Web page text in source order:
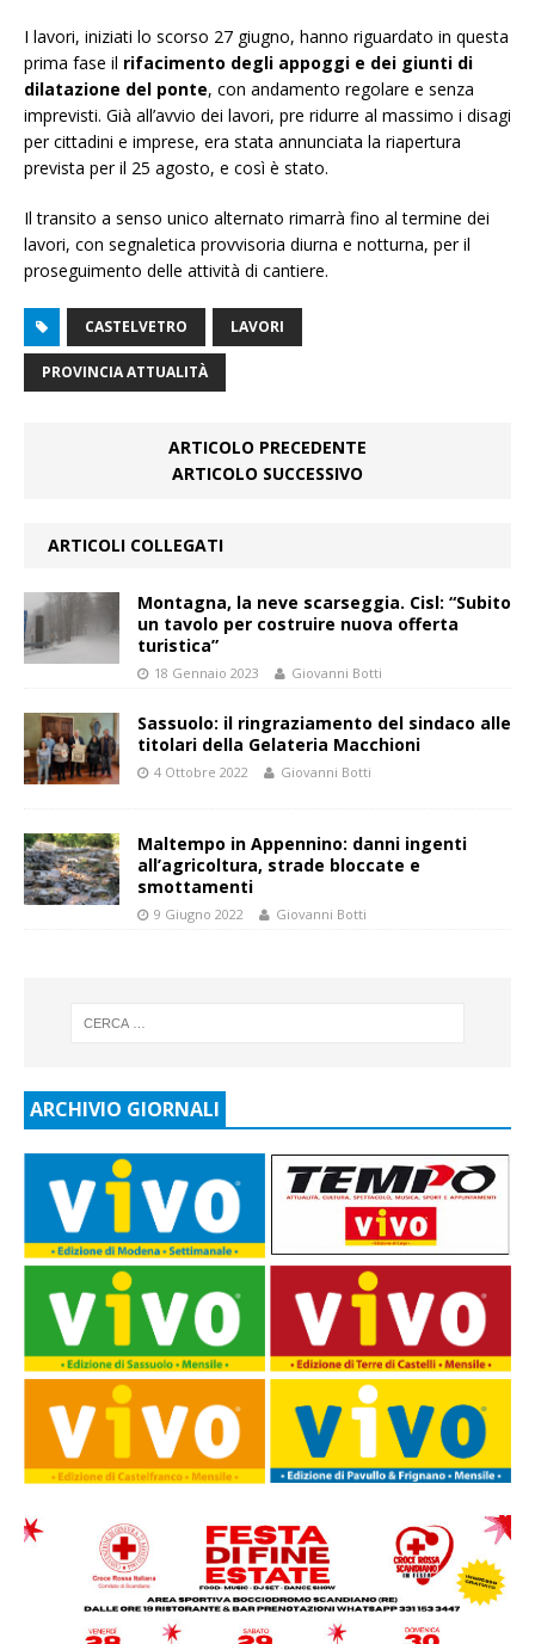
I lavori, iniziati lo scorso 27 giugno, hanno riguardato in questa
prima fase il rifacimento degli appoggi e dei giunti di
dilatazione del ponte, con andamento regolare e senza
imprevisti. Già all’avvio dei lavori, pre ridurre al massimo i disagi
per cittadini e imprese, era stata annunciata la riapertura
prevista per il 25 agosto, e così è stato.
Il transito a senso unico alternato rimarrà fino al termine dei
lavori, con segnaletica provvisoria diurna e notturna, per il
proseguimento delle attività di cantiere.
CASTELVETRO LAVORI
PROVINCIA ATTUALITÀ
ARTICOLO PRECEDENTE
ARTICOLO SUCCESSIVO
ARTICOLI COLLEGATI
Montagna, la neve scarseggia. Cisl: “Subito
un tavolo per costruire nuova offerta
turistica”
18 Gennaio 2023 Giovanni Botti
Sassuolo: il ringraziamento del sindaco alle
titolari della Gelateria Macchioni
4 Ottobre 2022 Giovanni Botti
Maltempo in Appennino: danni ingenti
all’agricoltura, strade bloccate e
smottamenti
9 Giugno 2022 Giovanni Botti
ARCHIVIO GIORNALI